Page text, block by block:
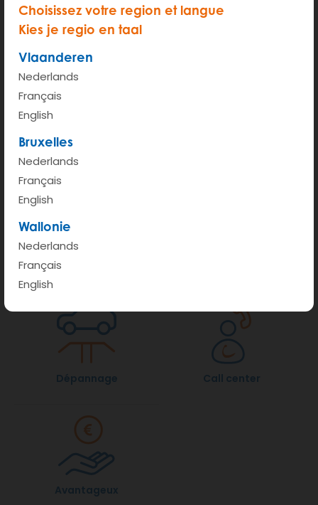
Choisissez votre region et langue
Kies je regio en taal
Vlaanderen
Nederlands
Français
English
Bruxelles
Nederlands
Français
English
Wallonie
Nederlands
Français
English
Disponible partout
Stationnement gratuit
dans votre quartier
Plus jamais de nettoyage
Dépannage Call center
Avantageux